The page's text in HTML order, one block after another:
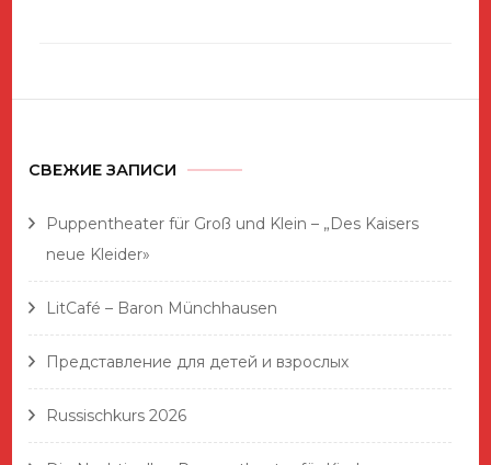
СВЕЖИЕ ЗАПИСИ
Puppentheater für Groß und Klein – „Des Kaisers
neue Kleider»
LitCafé – Baron Münchhausen
Представление для детей и взрослых
Russischkurs 2026